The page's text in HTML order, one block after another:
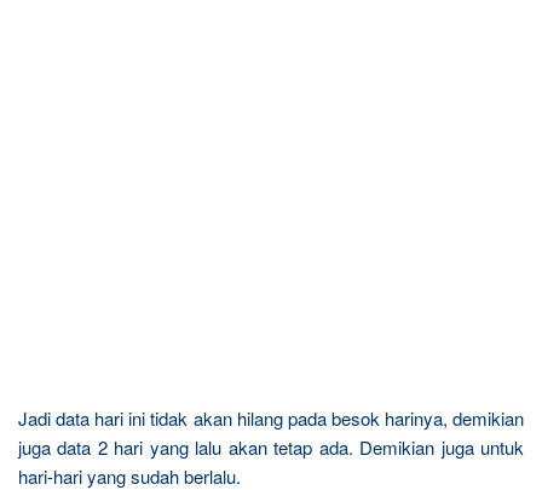
Jadi data hari ini tidak akan hilang pada besok harinya, demikian
juga data 2 hari yang lalu akan tetap ada. Demikian juga untuk
hari-hari yang sudah berlalu.